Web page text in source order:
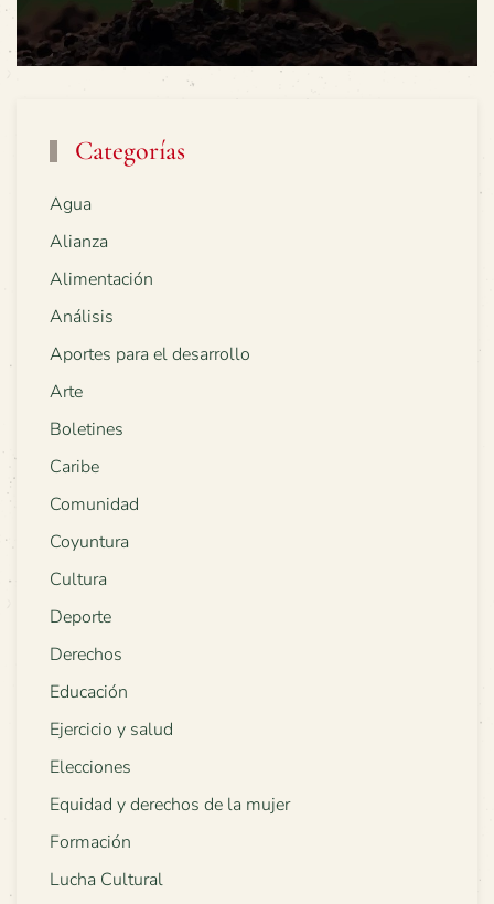
Categorías
Agua
Alianza
Alimentación
Análisis
Aportes para el desarrollo
Arte
Boletines
Caribe
Comunidad
Coyuntura
Cultura
Deporte
Derechos
Educación
Ejercicio y salud
Elecciones
Equidad y derechos de la mujer
Formación
Lucha Cultural